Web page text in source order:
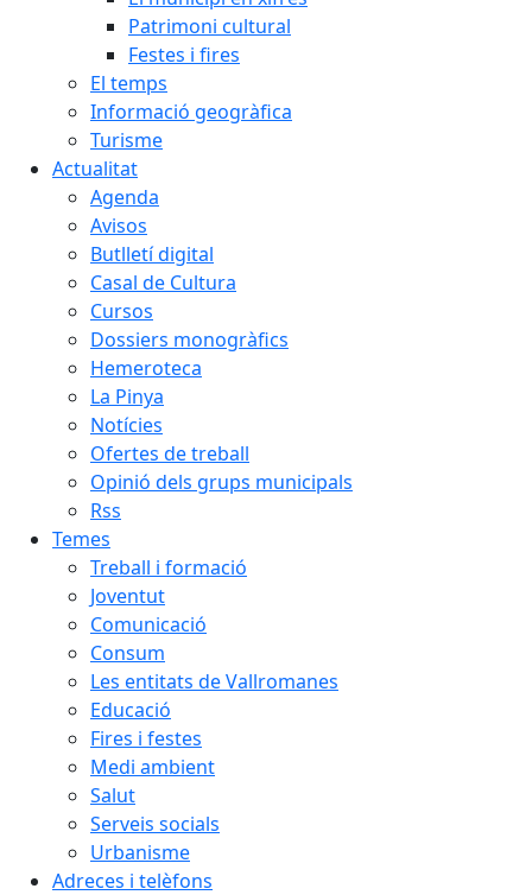
Patrimoni cultural
Festes i fires
El temps
Informació geogràfica
Turisme
Actualitat
Agenda
Avisos
Butlletí digital
Casal de Cultura
Cursos
Dossiers monogràfics
Hemeroteca
La Pinya
Notícies
Ofertes de treball
Opinió dels grups municipals
Rss
Temes
Treball i formació
Joventut
Comunicació
Consum
Les entitats de Vallromanes
Educació
Fires i festes
Medi ambient
Salut
Serveis socials
Urbanisme
Adreces i telèfons